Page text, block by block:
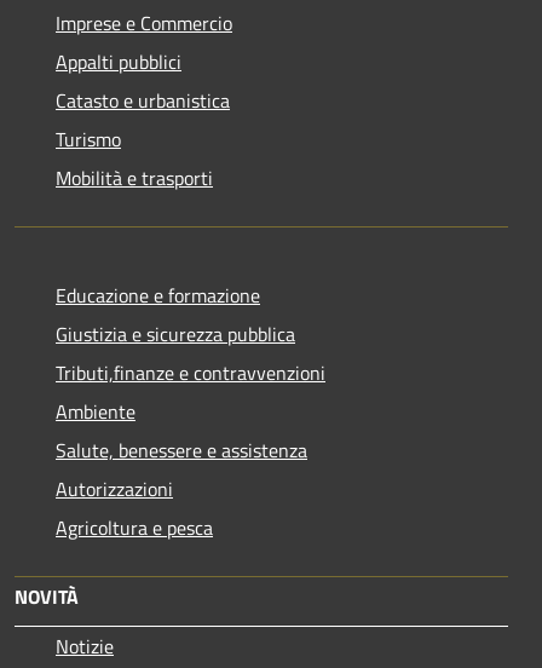
Imprese e Commercio
Appalti pubblici
Catasto e urbanistica
Turismo
Mobilità e trasporti
Educazione e formazione
Giustizia e sicurezza pubblica
Tributi,finanze e contravvenzioni
Ambiente
Salute, benessere e assistenza
Autorizzazioni
Agricoltura e pesca
NOVITÀ
Notizie